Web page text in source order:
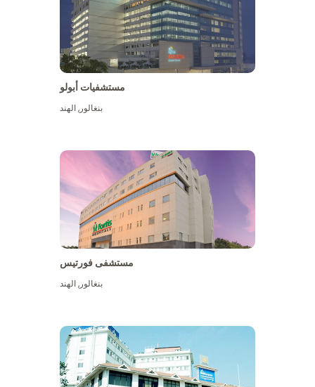
مستشفيات أبولو
بنغالور,الهند
مستشفى فورتيس
بنغالور,الهند